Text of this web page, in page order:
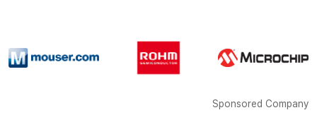
Sponsored Company